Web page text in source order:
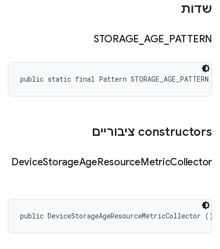
שדות
STORAGE AGE PATTERN
public static final Pattern STORAGE_AGE_PATTERN
‫constructors ציבוריים
DeviceStorageAgeResourceMetricCollector
public DeviceStorageAgeResourceMetricCollector ()